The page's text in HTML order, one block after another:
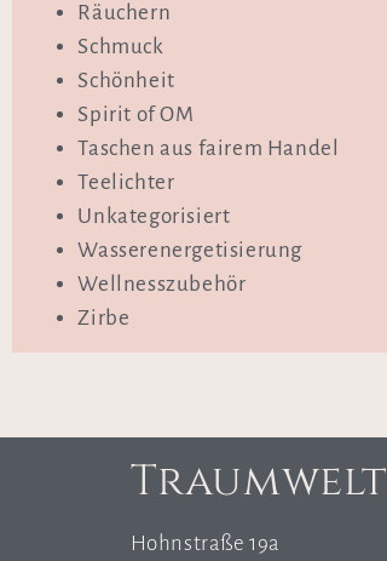
Räuchern
Schmuck
Schönheit
Spirit of OM
Taschen aus fairem Handel
Teelichter
Unkategorisiert
Wasserenergetisierung
Wellnesszubehör
Zirbe
Traumwelt
Hohnstraße 19a